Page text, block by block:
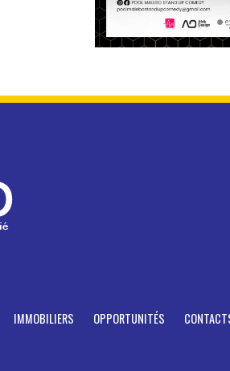
IMMOBILIERS OPPORTUNITÉS